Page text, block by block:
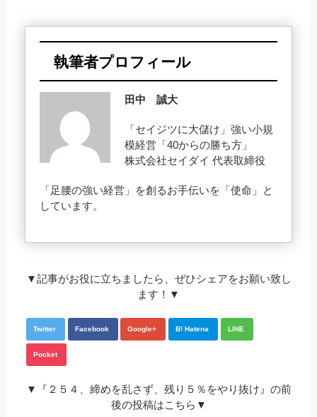
執筆者プロフィール
田中 誠大
「セイジツに大儲け」強い小規
模経営「40からの勝ち方」
株式会社セイダイ 代表取締役
「足腰の強い経営」を創るお手伝いを「使命」と
しています。
▼記事がお役に立ちましたら、ぜひシェアをお願い致し
ます！▼
Twitter Facebook Google+ B! Hatena LINE
Pocket
▼『２５４、締めを乱さず、残り５％をやり抜け』の前
後の投稿はこちら▼